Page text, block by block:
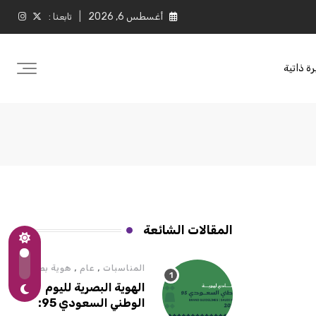
أغسطس 6, 2026 تابعنا :
ذاتية
المقالات الشائعة
المناسبات , عام , هوية بصرية
الهوية البصرية لليوم
الوطني السعودي 95: